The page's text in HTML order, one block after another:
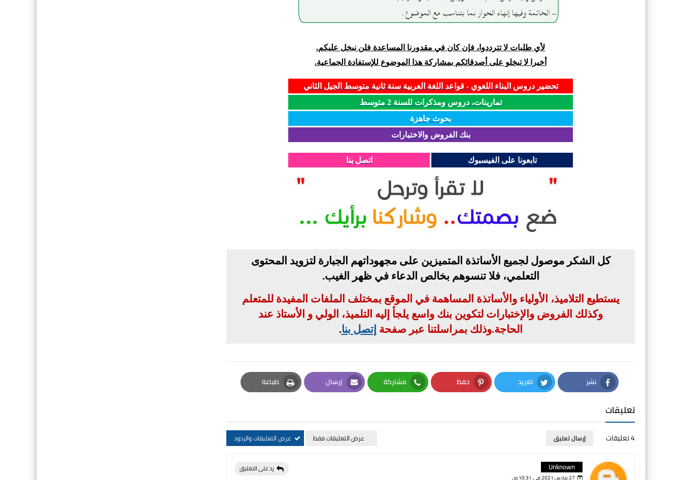
لأي طلبات لا تترددوا، فإن كان في مقدورنا المساعدة فلن نبخل عليكم.
أخيرا لا تبخلو على أصدقائكم بمشاركة هذا الموضوع للإستفادة الجماعية.
تحضير دروس البناء اللغوي - قواعد اللغة العربية سنة ثانية متوسط الجيل الثاني
تمارينات، دروس ومذكرات للسنة 2 متوسط
بحوث جاهزة
بنك الفروض والاختبارات
تابعونا على الفيسبوك اتصل بنا
كل الشكر موصول لجميع الأساتذة المتميزين على مجهوداتهم الجبارة لتزويد المحتوى
التعلمي، فلا تنسوهم بخالص الدعاء في ظهر الغيب.
يستطيع التلاميذ، الأولياء والأساتذة المساهمة في الموقع بمختلف الملفات المفيدة للمتعلم
وكذلك الفروض والإختبارات لتكوين بنك واسع يلجأ إليه التلميذ، الولي و الأستاذ عند
الحاجة.وذلك بمراسلتنا عبر صفحة إتصل بنا.
نشر
Facebook
تغريد
Twitter
حفظ
Pinterest
مشاركة
Whatsapp
إرسال
Email
طباعة
Print
تعليقات
4 تعليقات إرسال تعليق عرض التعليقات فقط عرض التعليقات والردود
Unknown
27 مارس 2021 في 10:31 ص
رد على التعليق